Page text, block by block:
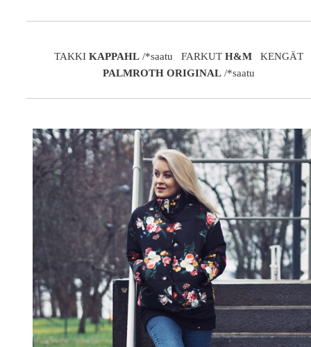
TAKKIKAPPAHL/*saatu FARKUT H&M
KENGÄT
PALMROTH ORIGINAL/*saatu